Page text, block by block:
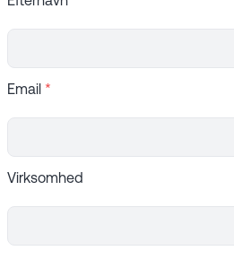
Email *
Virksomhed